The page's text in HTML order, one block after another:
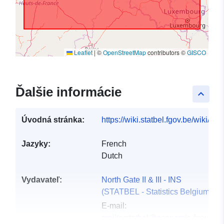
Leaflet|©OpenStreetMapcontributors ©GISCO
keyboard_arrow_up
Ďalšie informácie
Úvodná stránka: https://wiki.statbel.fgov.be/wiki/
Jazyky:
French
Dutch
Vydavateľ:
North Gate II & III - INS
(STATBEL - Statistics Belgium)
E-mail: